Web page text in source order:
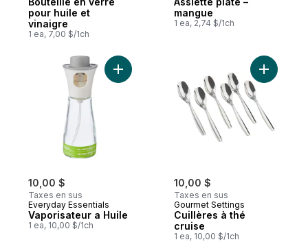
pour huile et
vinaigre
1 ea, 7,00 $/1ch
mangue
1 ea, 2,74 $/1ch
10,00 $
Taxes en sus
Everyday Essentials
Vaporisateur a Huile
1 ea, 10,00 $/1ch
Ajouter Vaporisateur a Huile au panier
10,00 $
Taxes en sus
Gourmet Settings
Cuillères à thé
cruise
1 ea, 10,00 $/1ch
Ajouter